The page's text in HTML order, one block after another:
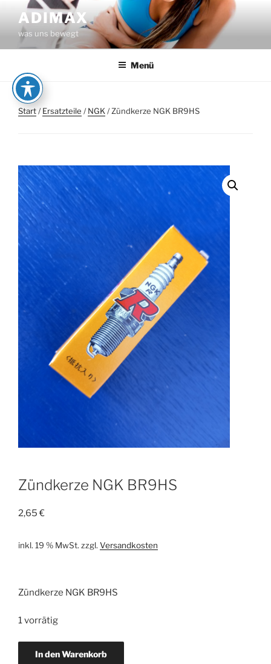
Inhalt
springen
ADIMAX
was uns bewegt
Menü
Start/Ersatzteile /NGK / Zündkerze NGK BR9HS
Zündkerze NGK BR9HS
2,65€
inkl. 19 % MwSt. zzgl. Versandkosten
Zündkerze NGK BR9HS
1 vorrätig
Zündkerze
In den Warenkorb